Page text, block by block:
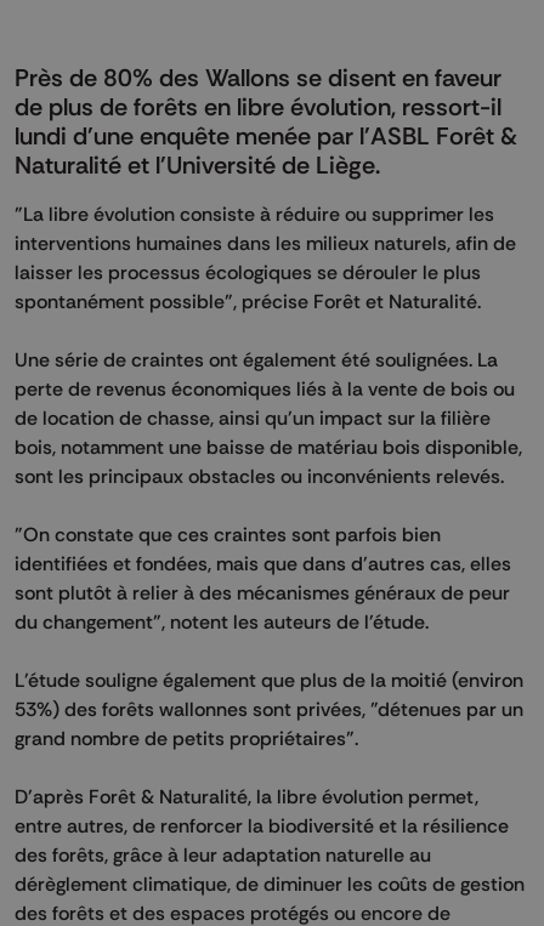
Près de 80% des Wallons se disent en faveur
de plus de forêts en libre évolution, ressort-il
lundi d'une enquête menée par l'ASBL Forêt &
Naturalité et l'Université de Liège.
"La libre évolution consiste à réduire ou supprimer les
interventions humaines dans les milieux naturels, afin de
laisser les processus écologiques se dérouler le plus
spontanément possible", précise Forêt et Naturalité.
Une série de craintes ont également été soulignées. La
perte de revenus économiques liés à la vente de bois ou
de location de chasse, ainsi qu'un impact sur la filière
bois, notamment une baisse de matériau bois disponible,
sont les principaux obstacles ou inconvénients relevés.
"On constate que ces craintes sont parfois bien
identifiées et fondées, mais que dans d'autres cas, elles
sont plutôt à relier à des mécanismes généraux de peur
du changement", notent les auteurs de l'étude.
L'étude souligne également que plus de la moitié (environ
53%) des forêts wallonnes sont privées, "détenues par un
grand nombre de petits propriétaires".
D'après Forêt & Naturalité, la libre évolution permet,
entre autres, de renforcer la biodiversité et la résilience
des forêts, grâce à leur adaptation naturelle au
dérèglement climatique, de diminuer les coûts de gestion
des forêts et des espaces protégés ou encore de